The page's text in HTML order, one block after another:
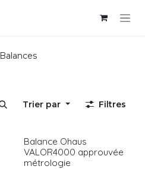
Balances
Trier par Filtres
Balance Ohaus
VALOR4000 approuvée
métrologie